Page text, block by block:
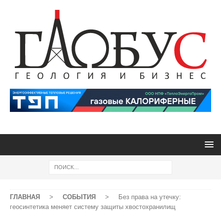
ГЛАВНАЯ > СОБЫТИЯ >
Без права на утечку:
геосинтетика меняет систему защиты хвостохранилищ